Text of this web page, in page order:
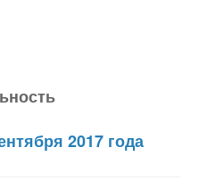
2017 года